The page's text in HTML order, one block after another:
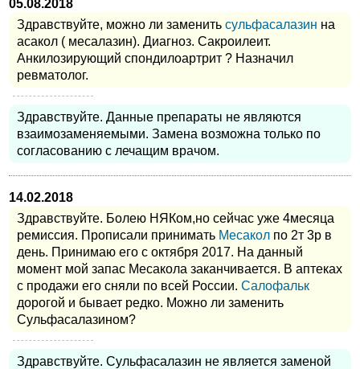
05.08.2018
Здравствуйте, можно ли заменить сульфасалазин на
асакол ( месалазин). Диагноз. Сакроилеит.
Анкилозирующий спондилоартрит ? Назначил
ревматолог.
Здравствуйте. Данные препараты не являются
взаимозаменяемыми. Замена возможна только по
согласованию с лечащим врачом.
14.02.2018
Здравствуйте. Болею НЯКом,но сейчас уже 4месяца
ремиссия. Прописали принимать Месакол по 2т 3р в
день. Принимаю его с октября 2017. На данный
момент мой запас Месакола заканчивается. В аптеках
с продажи его сняли по всей России. Салофальк
дорогой и бывает редко. Можно ли заменить
Сульфасалазином?
Здравствуйте. Сульфасалазин не является заменой